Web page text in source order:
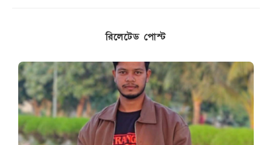
রিলেটেড পোস্ট